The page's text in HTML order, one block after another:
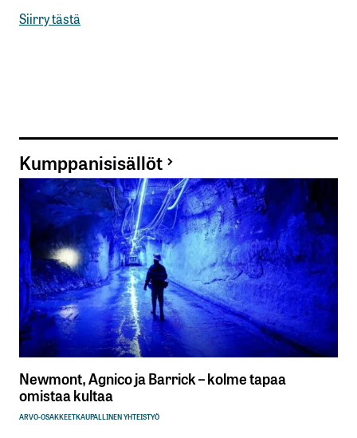
Siirry tästä
Kumppanisisällöt
Newmont, Agnico ja Barrick – kolme tapaa
omistaa kultaa
ARVO-OSAKKEETKAUPALLINEN YHTEISTYÖ